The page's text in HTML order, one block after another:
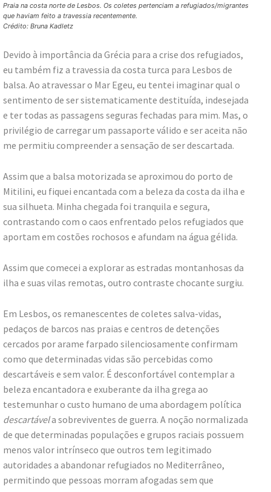
Praia na costa norte de Lesbos. Os coletes pertenciam a refugiados/migrantes
que haviam feito a travessia recentemente.
Crédito: Bruna Kadletz
Devido à importância da Grécia para a crise dos refugiados,
eu também fiz a travessia da costa turca para Lesbos de
balsa. Ao atravessar o Mar Egeu, eu tentei imaginar qual o
sentimento de ser sistematicamente destituída, indesejada
e ter todas as passagens seguras fechadas para mim. Mas, o
privilégio de carregar um passaporte válido e ser aceita não
me permitiu compreender a sensação de ser descartada.
Assim que a balsa motorizada se aproximou do porto de
Mitilini, eu fiquei encantada com a beleza da costa da ilha e
sua silhueta. Minha chegada foi tranquila e segura,
contrastando com o caos enfrentado pelos refugiados que
aportam em costões rochosos e afundam na água gélida.
Assim que comecei a explorar as estradas montanhosas da
ilha e suas vilas remotas, outro contraste chocante surgiu.
Em Lesbos, os remanescentes de coletes salva-vidas,
pedaços de barcos nas praias e centros de detenções
cercados por arame farpado silenciosamente confirmam
como que determinadas vidas são percebidas como
descartáveis e sem valor. É desconfortável contemplar a
beleza encantadora e exuberante da ilha grega ao
testemunhar o custo humano de uma abordagem política
descartávela sobreviventes de guerra. A noção normalizada
de que determinadas populações e grupos raciais possuem
menos valor intrínseco que outros tem legitimado
autoridades a abandonar refugiados no Mediterrâneo,
permitindo que pessoas morram afogadas sem que